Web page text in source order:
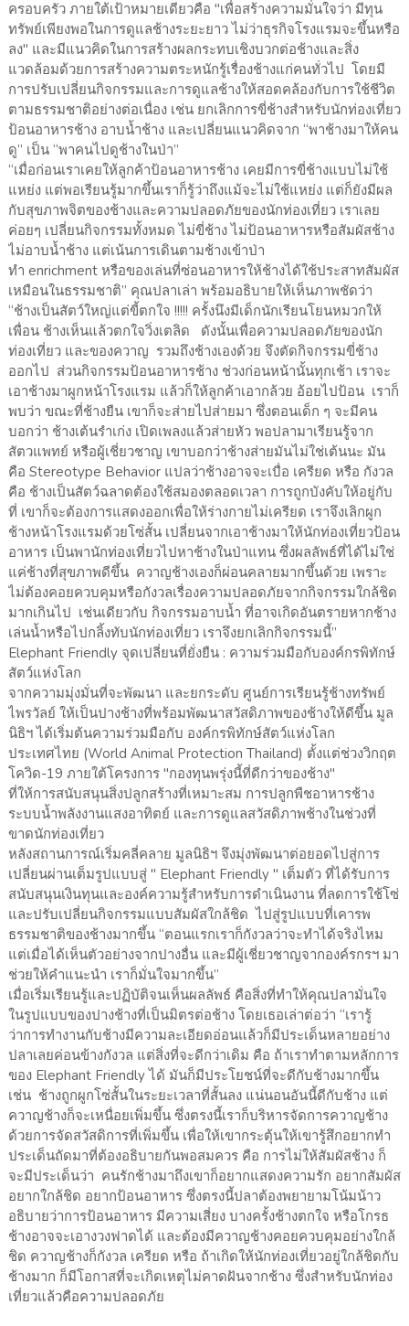
ครอบครัว ภายใต้เป้าหมายเดียวคือ "เพื่อสร้างความมั่นใจว่า มีทุน
ทรัพย์เพียงพอในการดูแลช้างระยะยาว ไม่ว่าธุรกิจโรงแรมจะขึ้นหรือ
ลง" และมีแนวคิดในการสร้างผลกระทบเชิงบวกต่อช้างและสิ่ง
แวดล้อมด้วยการสร้างความตระหนักรู้เรื่องช้างแก่คนทั่วไป โดยมี
การปรับเปลี่ยนกิจกรรมและการดูแลช้างให้สอดคล้องกับการใช้ชีวิต
ตามธรรมชาติอย่างต่อเนื่อง เช่น ยกเลิกการขี่ช้างสำหรับนักท่องเที่ยว
ป้อนอาหารช้าง อาบน้ำช้าง และเปลี่ยนแนวคิดจาก “พาช้างมาให้คน
ดู” เป็น “พาคนไปดูช้างในป่า”
“เมื่อก่อนเราเคยให้ลูกค้าป้อนอาหารช้าง เคยมีการขี่ช้างแบบไม่ใช้
แหย่ง แต่พอเรียนรู้มากขึ้นเราก็รู้ว่าถึงแม้จะไม่ใช้แหย่ง แต่ก็ยังมีผล
กับสุขภาพจิตของช้างและความปลอดภัยของนักท่องเที่ยว เราเลย
ค่อยๆ เปลี่ยนกิจกรรมทั้งหมด ไม่ขี่ช้าง ไม่ป้อนอาหารหรือสัมผัสช้าง
ไม่อาบน้ำช้าง แต่เน้นการเดินตามช้างเข้าป่า
ทำ enrichment หรือของเล่นที่ซ่อนอาหารให้ช้างได้ใช้ประสาทสัมผัส
เหมือนในธรรมชาติ” คุณปลาเล่า พร้อมอธิบายให้เห็นภาพชัดว่า
“ช้างเป็นสัตว์ใหญ่แต่ขี้ตกใจ !!!!! ครั้งนึงมีเด็กนักเรียนโยนหมวกให้
เพื่อน ช้างเห็นแล้วตกใจวิ่งเตลิด ดังนั้นเพื่อความปลอดภัยของนัก
ท่องเที่ยว และของควาญ รวมถึงช้างเองด้วย จึงตัดกิจกรรมขี่ช้าง
ออกไป ส่วนกิจกรรมป้อนอาหารช้าง ช่วงก่อนหน้านั้นทุกเช้า เราจะ
เอาช้างมาผูกหน้าโรงแรม แล้วก็ให้ลูกค้าเอากล้วย อ้อยไปป้อน เราก็
พบว่า ขณะที่ช้างยืน เขาก็จะส่ายไปส่ายมา ซึ่งตอนเด็ก ๆ จะมีคน
บอกว่า ช้างเต้นรำเก่ง เปิดเพลงแล้วส่ายหัว พอปลามาเรียนรู้จาก
สัตวแพทย์ หรือผู้เชี่ยวชาญ เขาบอกว่าช้างส่ายมันไม่ใช่เต้นนะ มัน
คือ Stereotype Behavior แปลว่าช้างอาจจะเบื่อ เครียด หรือ กังวล
คือ ช้างเป็นสัตว์ฉลาดต้องใช้สมองตลอดเวลา การถูกบังคับให้อยู่กับ
ที่ เขาก็จะต้องการแสดงออกเพื่อให้ร่างกายไม่เครียด เราจึงเลิกผูก
ช้างหน้าโรงแรมด้วยโซ่สั้น เปลี่ยนจากเอาช้างมาให้นักท่องเที่ยวป้อน
อาหาร เป็นพานักท่องเที่ยวไปหาช้างในป่าแทน ซึ่งผลลัพธ์ที่ได้ไม่ใช่
แค่ช้างที่สุขภาพดีขึ้น ควาญช้างเองก็ผ่อนคลายมากขึ้นด้วย เพราะ
ไม่ต้องคอยควบคุมหรือกังวลเรื่องความปลอดภัยจากกิจกรรมใกล้ชิด
มากเกินไป เช่นเดียวกับ กิจกรรมอาบน้ำ ที่อาจเกิดอันตรายหากช้าง
เล่นน้ำหรือไปกลิ้งทับนักท่องเที่ยว เราจึงยกเลิกกิจกรรมนี้”
Elephant Friendly จุดเปลี่ยนที่ยั่งยืน : ความร่วมมือกับองค์กรพิทักษ์
สัตว์แห่งโลก
จากความมุ่งมั่นที่จะพัฒนา และยกระดับ ศูนย์การเรียนรู้ช้างทรัพย์
ไพรวัลย์ ให้เป็นปางช้างที่พร้อมพัฒนาสวัสดิภาพของช้างให้ดีขึ้น มูล
นิธิฯ ได้เริ่มต้นความร่วมมือกับ องค์กรพิทักษ์สัตว์แห่งโลก
ประเทศไทย (World Animal Protection Thailand) ตั้งแต่ช่วงวิกฤต
โควิด-19 ภายใต้โครงการ "กองทุนพรุ่งนี้ที่ดีกว่าของช้าง"
ที่ให้การสนับสนุนสิ่งปลูกสร้างที่เหมาะสม การปลูกพืชอาหารช้าง
ระบบน้ำพลังงานแสงอาทิตย์ และการดูแลสวัสดิภาพช้างในช่วงที่
ขาดนักท่องเที่ยว
หลังสถานการณ์เริ่มคลี่คลาย มูลนิธิฯ จึงมุ่งพัฒนาต่อยอดไปสู่การ
เปลี่ยนผ่านเต็มรูปแบบสู่ " Elephant Friendly " เต็มตัว ที่ได้รับการ
สนับสนุนเงินทุนและองค์ความรู้สำหรับการดำเนินงาน ที่ลดการใช้โซ่
และปรับเปลี่ยนกิจกรรมแบบสัมผัสใกล้ชิด ไปสู่รูปแบบที่เคารพ
ธรรมชาติของช้างมากขึ้น “ตอนแรกเราก็กังวลว่าจะทำได้จริงไหม
แต่เมื่อได้เห็นตัวอย่างจากปางอื่น และมีผู้เชี่ยวชาญจากองค์รกรฯ มา
ช่วยให้คำแนะนำ เราก็มั่นใจมากขึ้น”
เมื่อเริ่มเรียนรู้และปฏิบัติจนเห็นผลลัพธ์ คือสิ่งที่ทำให้คุณปลามั่นใจ
ในรูปแบบของปางช้างที่เป็นมิตรต่อช้าง โดยเธอเล่าต่อว่า “เรารู้
ว่าการทำงานกับช้างมีความละเอียดอ่อนแล้วก็มีประเด็นหลายอย่าง
ปลาเลยค่อนข้างกังวล แต่สิ่งที่จะดีกว่าเดิม คือ ถ้าเราทำตามหลักการ
ของ Elephant Friendly ได้ มันก็มีประโยชน์ที่จะดีกับช้างมากขึ้น
เช่น ช้างถูกผูกโซ่สั้นในระยะเวลาที่สั้นลง แน่นอนอันนี้ดีกับช้าง แต่
ควาญช้างก็จะเหนื่อยเพิ่มขึ้น ซึ่งตรงนี้เราก็บริหารจัดการควาญช้าง
ด้วยการจัดสวัสดิการที่เพิ่มขึ้น เพื่อให้เขากระตุ้นให้เขารู้สึกอยากทำ
ประเด็นถัดมาที่ต้องอธิบายกันพอสมควร คือ การไม่ให้สัมผัสช้าง ก็
จะมีประเด็นว่า คนรักช้างมาถึงเขาก็อยากแสดงความรัก อยากสัมผัส
อยากใกล้ชิด อยากป้อนอาหาร ซึ่งตรงนี้ปลาต้องพยายามโน้มน้าว
อธิบายว่าการป้อนอาหาร มีความเสี่ยง บางครั้งช้างตกใจ หรือโกรธ
ช้างอาจจะเอางวงฟาดได้ และต้องมีควาญช้างคอยควบคุมอย่างใกล้
ชิด ควาญช้างก็กังวล เครียด หรือ ถ้าเกิดให้นักท่องเที่ยวอยู่ใกล้ชิดกับ
ช้างมาก ก็มีโอกาสที่จะเกิดเหตุไม่คาดฝันจากช้าง ซึ่งสำหรับนักท่อง
เที่ยวแล้วคือความปลอดภัย